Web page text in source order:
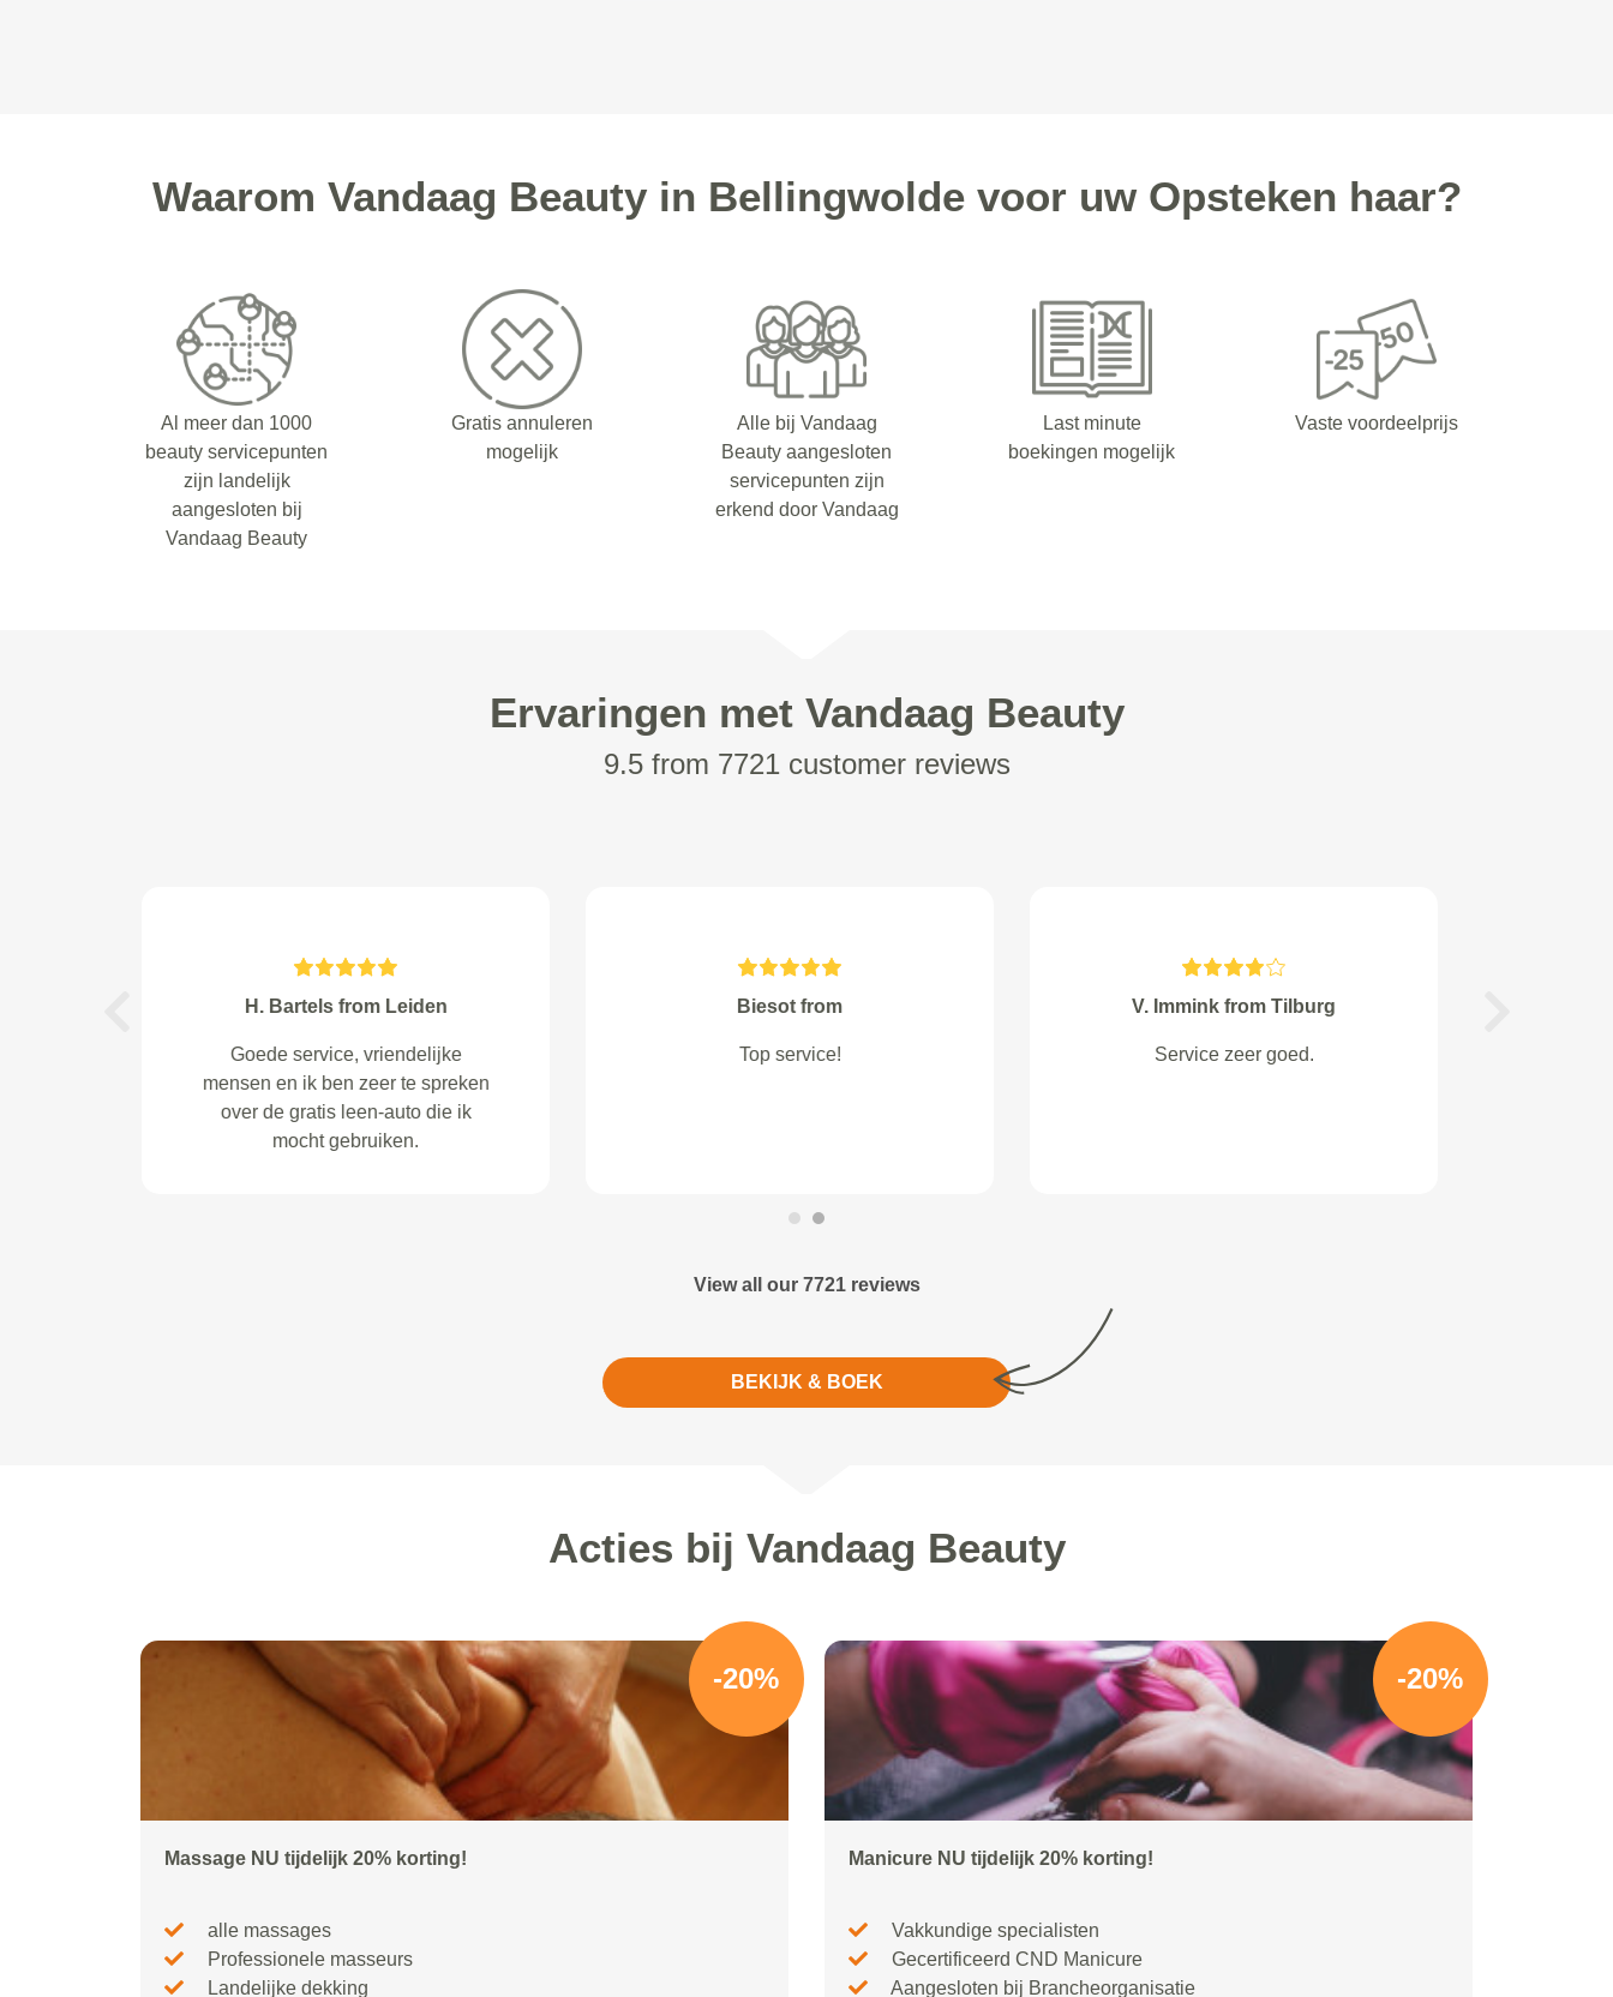
Waarom Vandaag Beauty in Bellingwolde voor uw Opsteken haar?
Al meer dan 1000
beauty servicepunten
zijn landelijk
aangesloten bij
Vandaag Beauty
Gratis annuleren
mogelijk
Alle bij Vandaag
Beauty aangesloten
servicepunten zijn
erkend door Vandaag
Last minute
boekingen mogelijk
Vaste voordeelprijs
Ervaringen met Vandaag Beauty
9.5 from 7721 customer reviews
V. Immink from Tilburg
Service zeer goed.
H.Geeve from 's-Hertogenbosch
Het is een goed bedrijf, correct
Oudshoorn from IJsselstein
Auto ziet eruit als nieuw. Contact
View all our 7721 reviews
BEKIJK & BOEK
Acties bij Vandaag Beauty
-20%
Massage NU tijdelijk 20% korting!
alle massages
Professionele masseurs
Landelijke dekking
-20%
Manicure NU tijdelijk 20% korting!
Vakkundige specialisten
Gecertificeerd CND Manicure
Aangesloten bij Brancheorganisatie